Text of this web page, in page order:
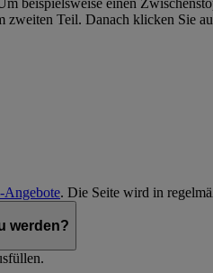
beispielsweise einen
Teil. Danach klicken Sie
Angebote. Die Seite wird in
werden?